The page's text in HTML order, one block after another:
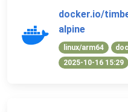
docker.io/
alpine
linux/arm64
2025-10-16 15:29